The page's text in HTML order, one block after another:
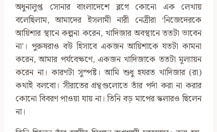
অধুনালুপ্ত সোনার বাংলাদেশে ব্লগে কোনো এক লেখায়
বলেছিলাম, আমাদের ইসলামী নারী নেত্রীরা ‘নিজেদেরকে
আয়িশার স্থানে কল্পনা করেন, খাদিজার অবস্থানে ততটা ভাবেন
না’। পুরুষরাও বউ হিসাবে একজন আয়িশাকে যতটা কামনা
করেন, আমার পর্যবেক্ষণে, একজন খাদিজাকে ততটা মূল্যায়ন
করেন না। কারণটা সুস্পষ্ট। আমি শুধু হযরত খাদিজার (রা)
কথাই বলবো। সীরাতের গ্রন্থগুলোতে তাঁর পর্দা করা না করার
কোনো বিবরণ পাওয়া যায় না। তিনি বড় মাপের স্কলারও ছিলেন
না।